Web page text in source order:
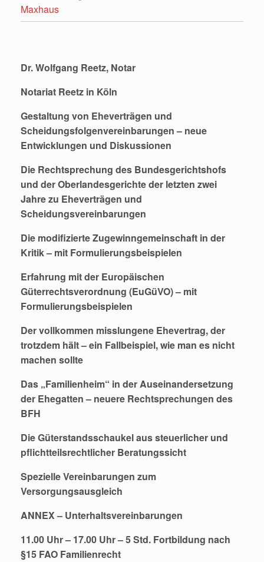
Maxhaus
Dr. Wolfgang Reetz, Notar
Notariat Reetz in Köln
Gestaltung von Eheverträgen und
Scheidungsfolgenvereinbarungen – neue
Entwicklungen und Diskussionen
Die Rechtsprechung des Bundesgerichtshofs
und der Oberlandesgerichte der letzten zwei
Jahre zu Eheverträgen und
Scheidungsvereinbarungen
Die modifizierte Zugewinngemeinschaft in der
Kritik – mit Formulierungsbeispielen
Erfahrung mit der Europäischen
Güterrechtsverordnung (EuGüVO) – mit
Formulierungsbeispielen
Der vollkommen misslungene Ehevertrag, der
trotzdem hält – ein Fallbeispiel, wie man es nicht
machen sollte
Das „Familienheim“ in der Auseinandersetzung
der Ehegatten – neuere Rechtsprechungen des
BFH
Die Güterstandsschaukel aus steuerlicher und
pflichtteilsrechtlicher Beratungssicht
Spezielle Vereinbarungen zum
Versorgungsausgleich
ANNEX – Unterhaltsvereinbarungen
11.00 Uhr – 17.00 Uhr –5 Std. Fortbildung nach
§15 FAO Familienrecht